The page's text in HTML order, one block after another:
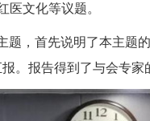
文化等议题。
，首先说明了本主题
。报告得到了与会专家